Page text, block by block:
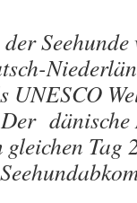
UNESCO
Der
Tag